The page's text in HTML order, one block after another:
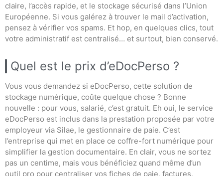
claire, l’accès rapide, et le stockage sécurisé dans l’Union
Européenne. Si vous galérez à trouver le mail d’activation,
pensez à vérifier vos spams. Et hop, en quelques clics, tout
votre administratif est centralisé… et surtout, bien conservé.
Quel est le prix d’eDocPerso ?
Vous vous demandez si eDocPerso, cette solution de
stockage numérique, coûte quelque chose ? Bonne
nouvelle : pour vous, salarié, c’est gratuit. Eh oui, le service
eDocPerso est inclus dans la prestation proposée par votre
employeur via Silae, le gestionnaire de paie. C’est
l’entreprise qui met en place ce coffre-fort numérique pour
simplifier la gestion documentaire. En clair, vous ne sortez
pas un centime, mais vous bénéficiez quand même d’un
outil pro pour centraliser vos fiches de paie, factures,